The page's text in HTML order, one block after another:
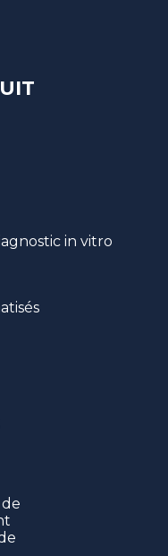
in vitro